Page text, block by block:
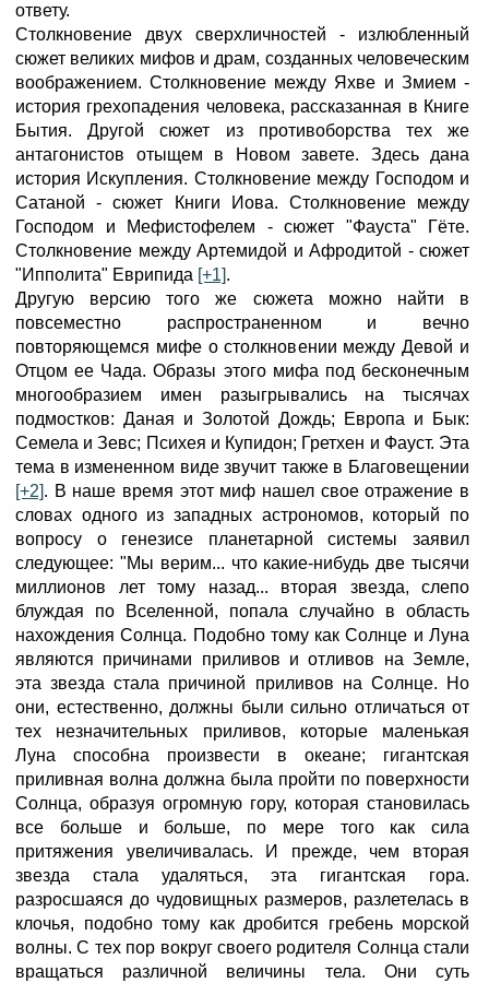
ответу.
Столкновение двух сверхличностей - излюбленный
сюжет великих мифов и драм, созданных человеческим
воображением. Столкновение между Яхве и Змием -
история грехопадения человека, рассказанная в Книге
Бытия. Другой сюжет из противоборства тех же
антагонистов отыщем в Новом завете. Здесь дана
история Искупления. Столкновение между Господом и
Сатаной - сюжет Книги Иова. Столкновение между
Господом и Мефистофелем - сюжет "Фауста" Гёте.
Столкновение между Артемидой и Афродитой - сюжет
"Ипполита" Еврипида [+1].
Другую версию того же сюжета можно найти в
повсеместно распространенном и вечно
повторяющемся мифе о столкновении между Девой и
Отцом ее Чада. Образы этого мифа под бесконечным
многообразием имен разыгрывались на тысячах
подмостков: Даная и Золотой Дождь; Европа и Бык:
Семела и Зевс; Психея и Купидон; Гретхен и Фауст. Эта
тема в измененном виде звучит также в Благовещении
[+2]. В наше время этот миф нашел свое отражение в
словах одного из западных астрономов, который по
вопросу о генезисе планетарной системы заявил
следующее: "Мы верим... что какие-нибудь две тысячи
миллионов лет тому назад... вторая звезда, слепо
блуждая по Вселенной, попала случайно в область
нахождения Солнца. Подобно тому как Солнце и Луна
являются причинами приливов и отливов на Земле,
эта звезда стала причиной приливов на Солнце. Но
они, естественно, должны были сильно отличаться от
тех незначительных приливов, которые маленькая
Луна способна произвести в океане; гигантская
приливная волна должна была пройти по поверхности
Солнца, образуя огромную гору, которая становилась
все больше и больше, по мере того как сила
притяжения увеличивалась. И прежде, чем вторая
звезда стала удаляться, эта гигантская гора.
разросшаяся до чудовищных размеров, разлетелась в
клочья, подобно тому как дробится гребень морской
волны. С тех пор вокруг своего родителя Солнца стали
вращаться различной величины тела. Они суть